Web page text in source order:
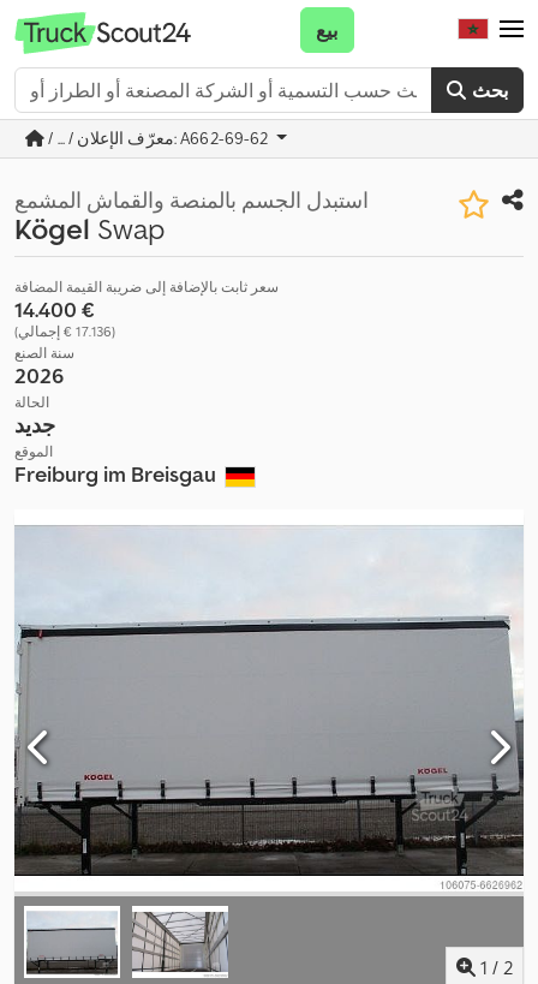
بحث
بيع
/ ... / معرّف الإعلان: A662-69-62
استبدل الجسم بالمنصة والقماش المشمع
Kögel Swap
سعر ثابت بالإضافة إلى ضريبة القيمة المضافة
‏14.400 €
(‏17.136 € إجمالي)
سنة الصنع
2026
الحالة
جديد
الموقع
Freiburg im Breisgau
1 / 2